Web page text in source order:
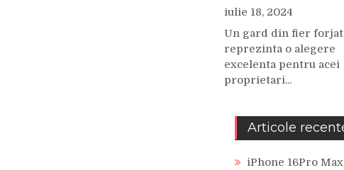
iulie 18, 2024
Un gard din fier forjat
reprezinta o alegere
excelenta pentru acei
proprietari...
Articole
iPhone 16Pro